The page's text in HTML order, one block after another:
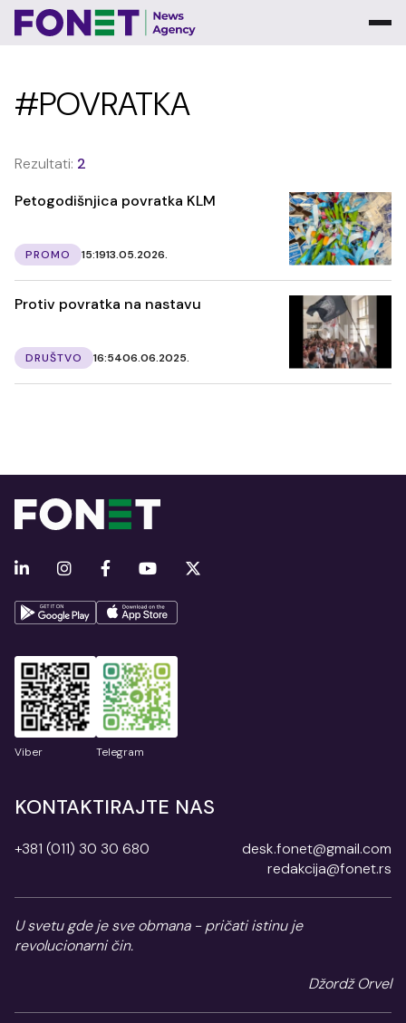
#POVRATKA
Rezultati: 2
Petogodišnjica povratka KLM
PROMO 15:1913.05.2026.
Protiv povratka na nastavu
DRUŠTVO 16:5406.06.2025.
Viber Telegram
KONTAKTIRAJTE NAS
+381 (011) 30 30 680
desk.fonet@gmail.com
redakcija@fonet.rs
U svetu gde je sve obmana - pričati istinu je
revolucionarni čin.
Džordž Orvel